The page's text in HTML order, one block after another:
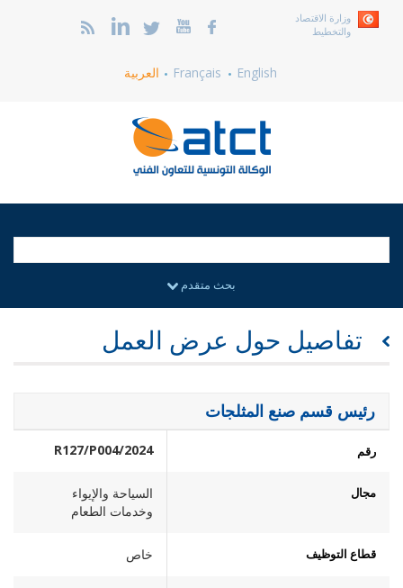
وزارة الاقتصاد
والتخطيط
English
Français العربية
بحث متقدم
تفاصيل حول عرض العمل
رئيس قسم صنع المثلجات
رقم 2024/R127/P004
مجال
السياحة والإيواء
وخدمات الطعام
قطاع التوظيف خاص